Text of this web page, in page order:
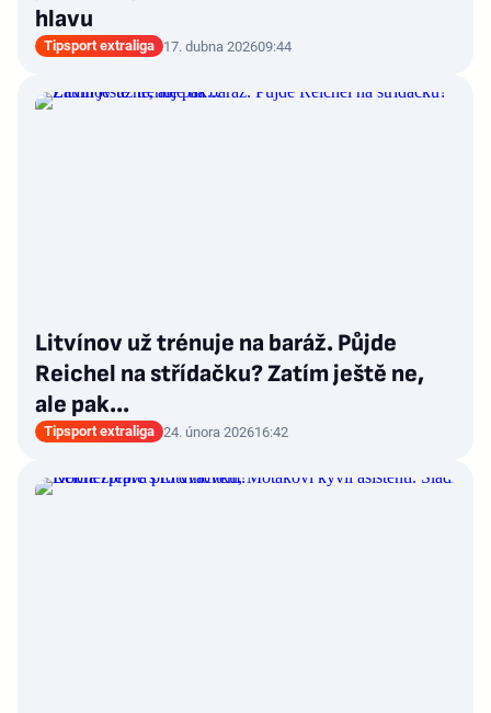
hlavu
Tipsport extraliga 17. dubna 202609:44
Litvínov už trénuje na baráž. Půjde
Reichel na střídačku? Zatím ještě ne,
ale pak...
Tipsport extraliga 24. února 202616:42